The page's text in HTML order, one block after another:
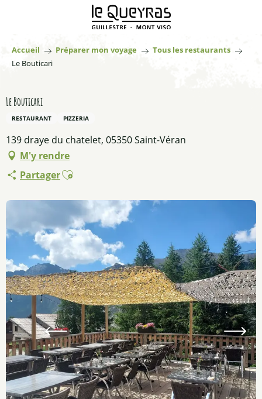
principal
Accueil Préparer mon voyage
Tous les restaurants
Le Bouticari
Le Bouticari
RESTAURANT PIZZERIA
139 draye du chatelet, 05350 Saint-Véran
M'y rendre
PartagerAjouter aux favoris